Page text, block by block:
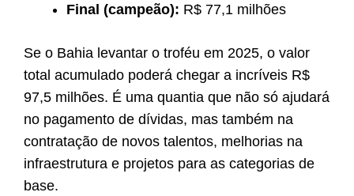
Final (campeão): R$ 77,1 milhões
Se o Bahia levantar o troféu em 2025, o valor
total acumulado poderá chegar a incríveis R$
97,5 milhões. É uma quantia que não só ajudará
no pagamento de dívidas, mas também na
contratação de novos talentos, melhorias na
infraestrutura e projetos para as categorias de
base.